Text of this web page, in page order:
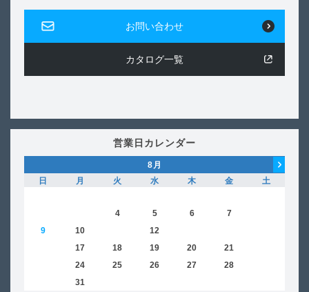
お問い合わせ
カタログ一覧
営業日カレンダー
8 月
日
月 火 水 木 金
土
4 5 6 7
9
10 12
17 18 19 20 21
24 25 26 27 28
31